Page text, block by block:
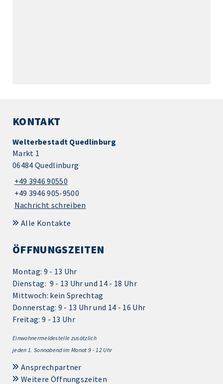
KONTAKT
Welterbestadt Quedlinburg
Markt 1
06484 Quedlinburg
+49 3946 90550
+49 3946 905-9500
Nachricht schreiben
Alle Kontakte
ÖFFNUNGSZEITEN
Montag: 9 - 13 Uhr
Dienstag: 9 - 13 Uhr und 14 - 18 Uhr
Mittwoch: kein Sprechtag
Donnerstag: 9 - 13 Uhr und 14 - 16 Uhr
Freitag: 9 - 13 Uhr
Einwohnermeldestelle zusätzlich
jeden 1. Sonnabend im Monat 9 - 12 Uhr
Ansprechpartner
Weitere Öffnungszeiten